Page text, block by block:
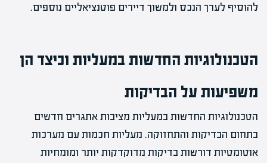
להוסיף לערך הנכס ולמשוך דיירים פוטנציאליים נוספים.
הטכנולוגיות החדשות במעליות וכיצד הן
משפיעות על הבדיקות
הטכנולוגיות החדשות במעליות מציבות אתגרים חדשים
בתחום הבדיקות והתחזוקה. מעליות חכמות עם מערכות
אוטומטיות דורשות בדיקות מדוקדקות יותר ומומחיות